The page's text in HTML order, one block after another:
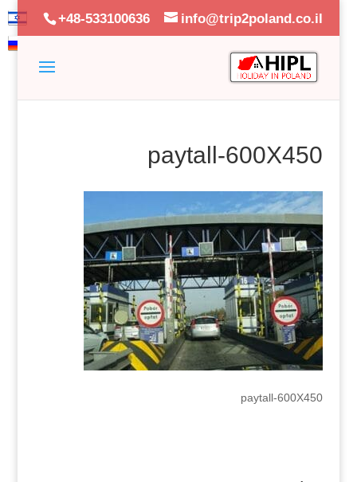
+48-533100636 info@trip2poland.co.il
paytall-600X450
paytall-600X450